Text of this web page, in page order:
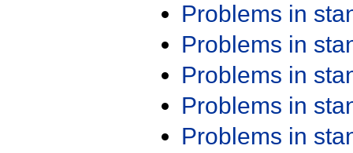
Problems in
Problems in
Problems in
Problems in
Problems in